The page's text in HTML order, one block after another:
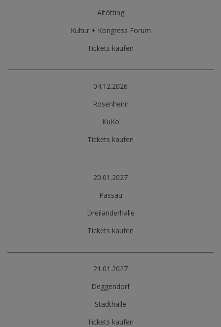
Altötting
Kultur + Kongress Forum
Tickets kaufen
04.12.2026
Rosenheim
KuKo
Tickets kaufen
20.01.2027
Passau
Dreiländerhalle
Tickets kaufen
21.01.2027
Deggendorf
Stadthalle
Tickets kaufen